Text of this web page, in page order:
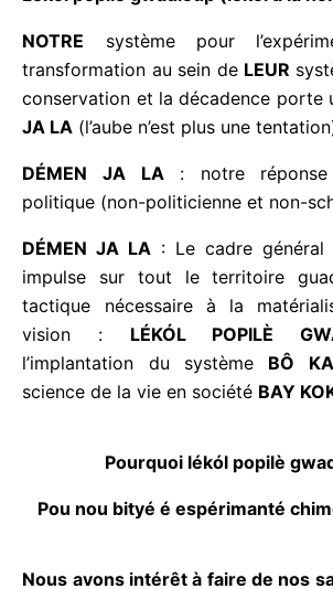
Ki zouti filépou sist èm an nou
Lékól popilègwadloup(lékòl a la
NOTREsystème pour
la conservation et la décadence
DÈMEN JA LA (l’aube n’est plus une
DÉMEN JA LA : notre réponse
politique (non-politicienne et non-
DÉMEN JA LA: Le cadre général
impulse sur tout le territoire
tactique nécessaire à la
science de la vie en société
SAVON.
Pourquoi lékól popilè